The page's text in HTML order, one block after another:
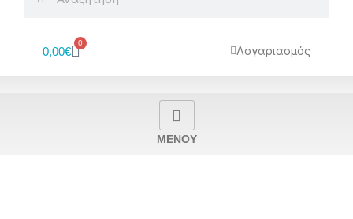
0,00€
0
Cart Λογαριασμός
MENOY